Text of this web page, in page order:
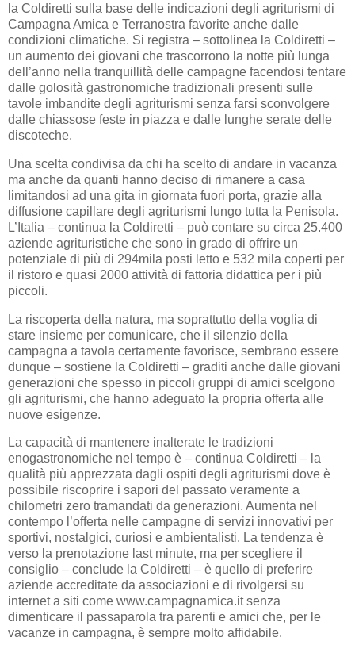
la Coldiretti sulla base delle indicazioni degli agriturismi di
Campagna Amica e Terranostra favorite anche dalle
condizioni climatiche. Si registra – sottolinea la Coldiretti –
un aumento dei giovani che trascorrono la notte più lunga
dell’anno nella tranquillità delle campagne facendosi tentare
dalle golosità gastronomiche tradizionali presenti sulle
tavole imbandite degli agriturismi senza farsi sconvolgere
dalle chiassose feste in piazza e dalle lunghe serate delle
discoteche.
Una scelta condivisa da chi ha scelto di andare in vacanza
ma anche da quanti hanno deciso di rimanere a casa
limitandosi ad una gita in giornata fuori porta, grazie alla
diffusione capillare degli agriturismi lungo tutta la Penisola.
L’Italia – continua la Coldiretti – può contare su circa 25.400
aziende agrituristiche che sono in grado di offrire un
potenziale di più di 294mila posti letto e 532 mila coperti per
il ristoro e quasi 2000 attività di fattoria didattica per i più
piccoli.
La riscoperta della natura, ma soprattutto della voglia di
stare insieme per comunicare, che il silenzio della
campagna a tavola certamente favorisce, sembrano essere
dunque – sostiene la Coldiretti – graditi anche dalle giovani
generazioni che spesso in piccoli gruppi di amici scelgono
gli agriturismi, che hanno adeguato la propria offerta alle
nuove esigenze.
La capacità di mantenere inalterate le tradizioni
enogastronomiche nel tempo è – continua Coldiretti – la
qualità più apprezzata dagli ospiti degli agriturismi dove è
possibile riscoprire i sapori del passato veramente a
chilometri zero tramandati da generazioni. Aumenta nel
contempo l’offerta nelle campagne di servizi innovativi per
sportivi, nostalgici, curiosi e ambientalisti. La tendenza è
verso la prenotazione last minute, ma per scegliere il
consiglio – conclude la Coldiretti – è quello di preferire
aziende accreditate da associazioni e di rivolgersi su
internet a siti come www.campagnamica.it senza
dimenticare il passaparola tra parenti e amici che, per le
vacanze in campagna, è sempre molto affidabile.